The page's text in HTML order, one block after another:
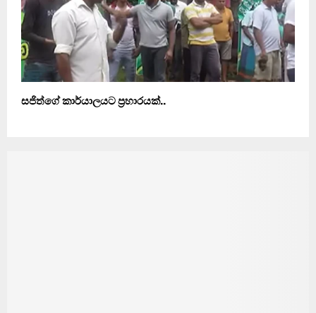
සජිත්ගේ කාර්යාලයට ප‍්‍රහාරයක්..